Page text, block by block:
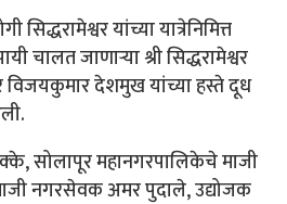
सिद्धरामेश्वर यांच्या यात्रेनिमित्त
चालत जाणाऱ्या श्री सिद्धरामेश्वर
विजयकुमार देशमुख यांच्या हस्ते दूध
सोलापूर महानगरपालिकेचे माजी
नगरसेवक अमर पुदाले, उद्योजक